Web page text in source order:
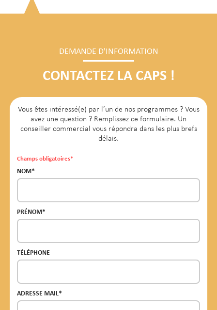
DEMANDE D'INFORMATION
CONTACTEZ LA CAPS !
Vous êtes intéressé(e) par l’un de nos programmes ? Vous
avez une question ? Remplissez ce formulaire. Un
conseiller commercial vous répondra dans les plus brefs
délais.
Champs obligatoires*
NOM*
PRÉNOM*
TÉLÉPHONE
ADRESSE MAIL*